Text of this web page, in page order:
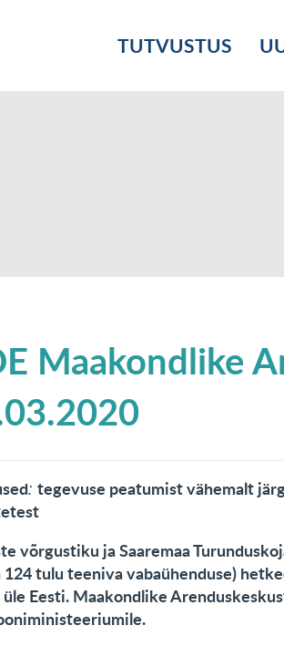
TUTVUSTUS
Maakondlike
:tegevuse peatumist vähemalt
võrgustiku ja Saaremaa
tulu teeniva vabaühenduse)
Eesti. Maakondlike